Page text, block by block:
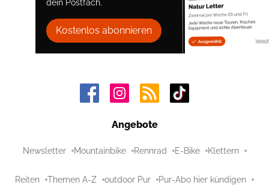
dein Postfach.
Kostenlos abonnieren
Angebote
Newsletter Mountainbike Rennrad E-Bike Klettern
Reiten Themen A-Z outdoor Pur Pur-Abo hier kündigen